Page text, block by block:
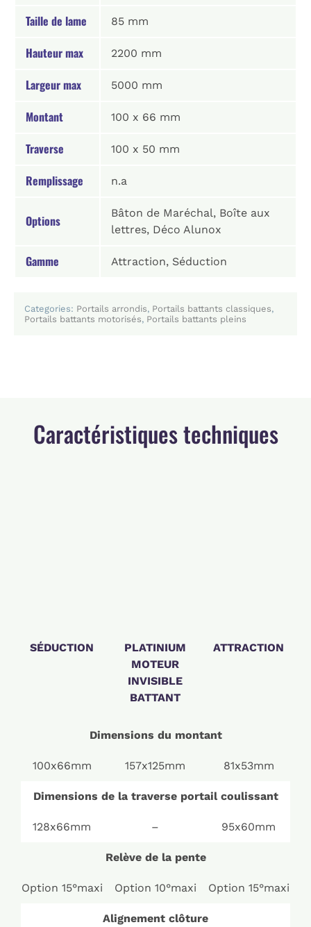
Taille de lame 85 mm
Hauteur max 2200 mm
Largeur max 5000 mm
Montant 100 x 66 mm
Traverse 100 x 50 mm
Remplissage n.a
Options
Bâton de Maréchal, Boîte aux
lettres, Déco Alunox
Gamme Attraction, Séduction
Categories: Portails arrondis, Portails battants classiques,
Portails battants motorisés, Portails battants pleins
Caractéristiques techniques
SÉDUCTION
PLATINIUM
MOTEUR
INVISIBLE
BATTANT
ATTRACTION
Dimensions du montant
100x66mm 157x125mm 81x53mm
Dimensions de la traverse portail coulissant
128x66mm – 95x60mm
Relève de la pente
Option 15°maxi Option 10°maxi Option 15°maxi
Alignement clôture